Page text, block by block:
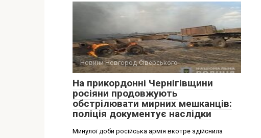
Новини Новгород-Сіверського
На прикордонні Чернігівщини
росіяни продовжують
обстрілювати мирних мешканців:
поліція документує наслідки
Минулої доби російська армія вкотре здійснила